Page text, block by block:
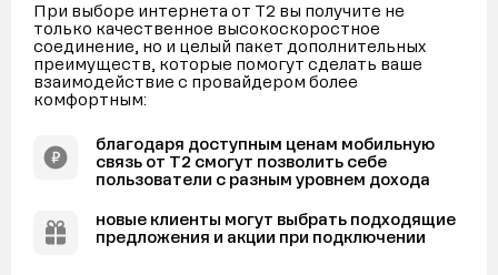
При выборе интернета от Т2 вы получите не
только качественное высокоскоростное
соединение, но и целый пакет дополнительных
преимуществ, которые помогут сделать ваше
взаимодействие с провайдером более
комфортным:
благодаря доступным ценам мобильную
связь от Т2 смогут позволить себе
пользователи с разным уровнем дохода
новые клиенты могут выбрать подходящие
предложения и акции при подключении